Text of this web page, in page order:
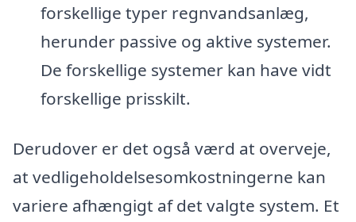
forskellige typer regnvandsanlæg,
herunder passive og aktive systemer.
De forskellige systemer kan have vidt
forskellige prisskilt.
Derudover er det også værd at overveje,
at vedligeholdelsesomkostningerne kan
variere afhængigt af det valgte system. Et